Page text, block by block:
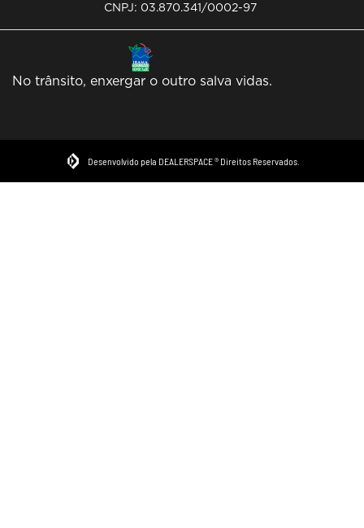
CNPJ: 03.870.341/0002-97
No trânsito, enxergar o outro salva vidas.
Desenvolvido pela DEALERSPACE ® Direitos Reservados.